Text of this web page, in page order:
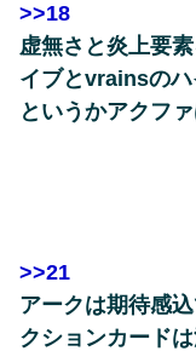
>>18
虚無さと炎上要
イブとvrainsの
というかアクフ
>>21
アークは期待感
クションカード